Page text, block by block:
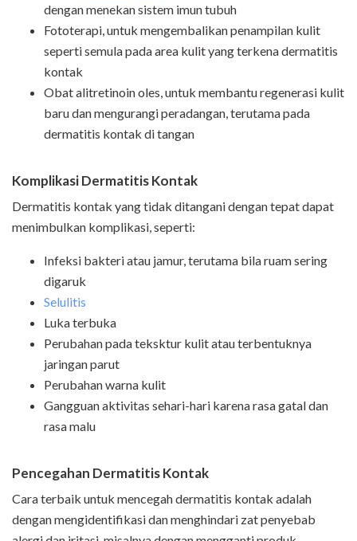
dengan menekan sistem imun tubuh
Fototerapi, untuk mengembalikan penampilan kulit
seperti semula pada area kulit yang terkena dermatitis
kontak
Obat alitretinoin oles, untuk membantu regenerasi kulit
baru dan mengurangi peradangan, terutama pada
dermatitis kontak di tangan
Komplikasi Dermatitis Kontak
Dermatitis kontak yang tidak ditangani dengan tepat dapat
menimbulkan komplikasi, seperti:
Infeksi bakteri atau jamur, terutama bila ruam sering
digaruk
Selulitis
Luka terbuka
Perubahan pada teksktur kulit atau terbentuknya
jaringan parut
Perubahan warna kulit
Gangguan aktivitas sehari-hari karena rasa gatal dan
rasa malu
Pencegahan Dermatitis Kontak
Cara terbaik untuk mencegah dermatitis kontak adalah
dengan mengidentifikasi dan menghindari zat penyebab